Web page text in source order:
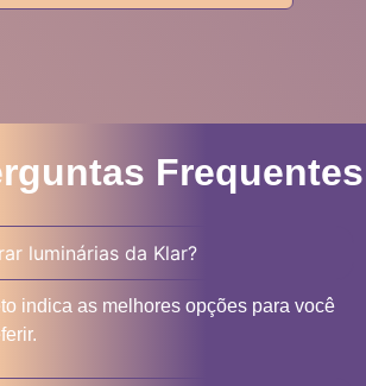
Frequentes
luminárias da Klar?
indica as melhores opções para você